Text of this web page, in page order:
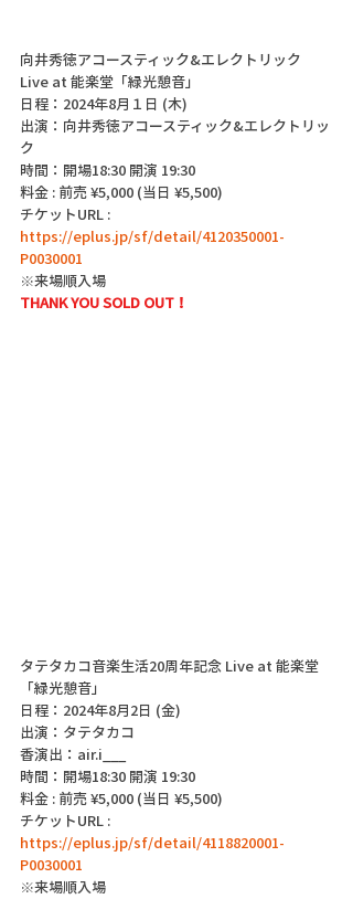
向井秀徳アコースティック&エレクトリック
Live at 能楽堂「緑光憩音」
日程：2024年8月１日 (木)
出演：向井秀徳アコースティック&エレクトリッ
ク
時間：開場18:30 開演 19:30
料金 : 前売 ¥5,000 (当日 ¥5,500)
チケットURL :
https://eplus.jp/sf/detail/4120350001-
P0030001
※来場順入場
THANK YOU SOLD OUT！
タテタカコ音楽生活20周年記念 Live at 能楽堂
「緑光憩音」
日程：2024年8月2日 (金)
出演：タテタカコ
香演出：air.i___
時間：開場18:30 開演 19:30
料金 : 前売 ¥5,000 (当日 ¥5,500)
チケットURL :
https://eplus.jp/sf/detail/4118820001-
P0030001
※来場順入場